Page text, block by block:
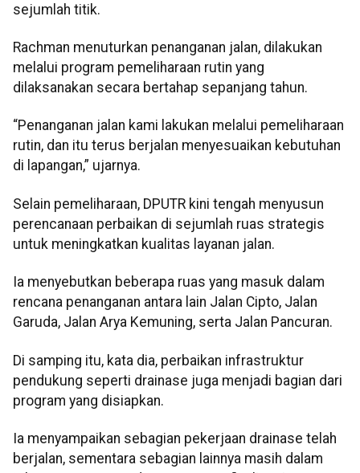
sejumlah titik.
Rachman menuturkan penanganan jalan, dilakukan
melalui program pemeliharaan rutin yang
dilaksanakan secara bertahap sepanjang tahun.
“Penanganan jalan kami lakukan melalui pemeliharaan
rutin, dan itu terus berjalan menyesuaikan kebutuhan
di lapangan,” ujarnya.
Selain pemeliharaan, DPUTR kini tengah menyusun
perencanaan perbaikan di sejumlah ruas strategis
untuk meningkatkan kualitas layanan jalan.
Ia menyebutkan beberapa ruas yang masuk dalam
rencana penanganan antara lain Jalan Cipto, Jalan
Garuda, Jalan Arya Kemuning, serta Jalan Pancuran.
Di samping itu, kata dia, perbaikan infrastruktur
pendukung seperti drainase juga menjadi bagian dari
program yang disiapkan.
Ia menyampaikan sebagian pekerjaan drainase telah
berjalan, sementara sebagian lainnya masih dalam